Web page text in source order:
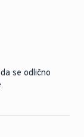
se odlično